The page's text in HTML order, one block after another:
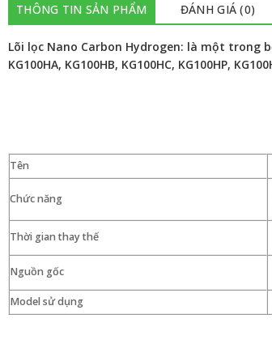
THÔNG TIN SẢN PHẨM ĐÁNH GIÁ (0)
Lõi lọc Nano Carbon Hydrogen: là một trong
KG100HA, KG100HB, KG100HC, KG100HP,
Tên
Chức năng
Thời gian thay thế
Nguồn gốc
Model sử dụng